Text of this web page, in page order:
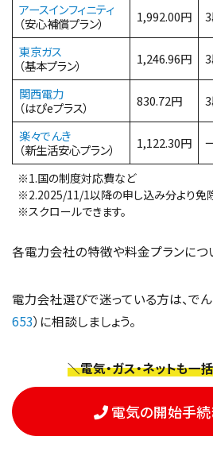
アースインフィニティ
（安心補償プラン）
1,992.00円
東京ガス
（基本プラン）
1,246.96円
関西電力
（はぴeプラス）
830.72円
楽々でんき
（新生活安心プラン）
1,122.30円
※1.国の制度対応費など
※2.2025/11/1以降の申し込み分より免
※スクロールできます。
各電力会社の特徴や料金プランにつ
電力会社選びで迷っている方は、で
653）に相談しましょう。
＼電気・ガス・ネットも一
電気の開始手続